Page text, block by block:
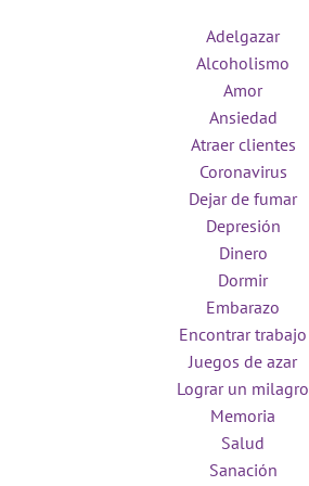
Adelgazar
Alcoholismo
Amor
Ansiedad
Atraer clientes
Coronavirus
Dejar de fumar
Depresión
Dinero
Dormir
Embarazo
Encontrar trabajo
Juegos de azar
Lograr un milagro
Memoria
Salud
Sanación